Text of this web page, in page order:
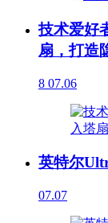
技术爱好
扇，打造
8 07.06
英特尔
07.07